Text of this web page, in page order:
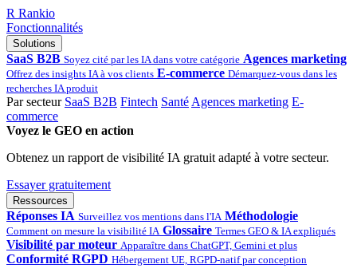
R Rankio
Fonctionnalités
Solutions
SaaS B2B Soyez cité par les IA dans votre catégorie Agences marketing
Offrez des insights IA à vos clients E-commerce Démarquez-vous dans les
recherches IA produit
Par secteur SaaS B2B Fintech Santé Agences marketing E-
commerce
Voyez le GEO en action
Obtenez un rapport de visibilité IA gratuit adapté à votre secteur.
Essayer gratuitement
Ressources
Réponses IA Surveillez vos mentions dans l'IA Méthodologie
Comment on mesure la visibilité IA Glossaire Termes GEO & IA expliqués
Visibilité par moteur Apparaître dans ChatGPT, Gemini et plus
Conformité RGPD Hébergement UE, RGPD-natif par conception